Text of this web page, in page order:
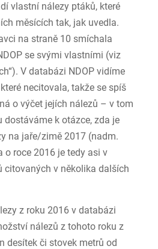
vlastní nálezy ptáků, které
měsících tak, jak uvedla.
na straně 10 smíchala
se svými vlastními (viz
V databázi NDOP vidíme
necitovala, takže se spíš
o výčet jejích nálezů – v tom
dostáváme k otázce, zda je
na jaře/zimě 2017 (nadm.
roce 2016 je tedy asi v
citovaných v několika dalších
z roku 2016 v databázi
nálezů z tohoto roku z
desítek či stovek metrů od